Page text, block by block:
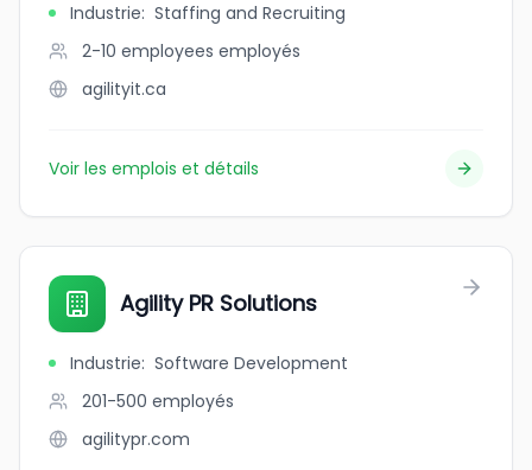
Industrie: Staffing and Recruiting
2-10 employees employés
agilityit.ca
Voir les emplois et détails
Agility PR Solutions
Industrie: Software Development
201-500 employés
agilitypr.com